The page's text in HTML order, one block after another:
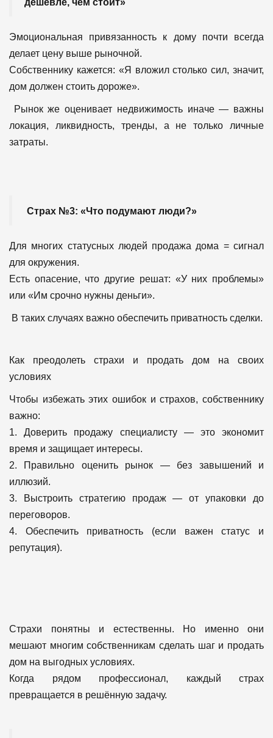
Эмоциональная привязанность к дому почти всегда
делает цену выше рыночной.
Собственнику кажется: «Я вложил столько сил, значит,
дом должен стоить дороже».
Рынок же оценивает недвижимость иначе — важны
локация, ликвидность, тренды, а не только личные
затраты.
Страх №3: «Что подумают люди?»
Для многих статусных людей продажа дома = сигнал
для окружения.
Есть опасение, что другие решат: «У них проблемы»
или «Им срочно нужны деньги».
В таких случаях важно обеспечить приватность сделки.
Как преодолеть страхи и продать дом на своих
условиях
Чтобы избежать этих ошибок и страхов, собственнику
важно:
1. Доверить продажу специалисту — это экономит
время и защищает интересы.
2. Правильно оценить рынок — без завышений и
иллюзий.
3. Выстроить стратегию продаж — от упаковки до
переговоров.
4. Обеспечить приватность (если важен статус и
репутация).
Страхи понятны и естественны. Но именно они
мешают многим собственникам сделать шаг и продать
дом на выгодных условиях.
Когда рядом профессионал, каждый страх
превращается в решённую задачу.